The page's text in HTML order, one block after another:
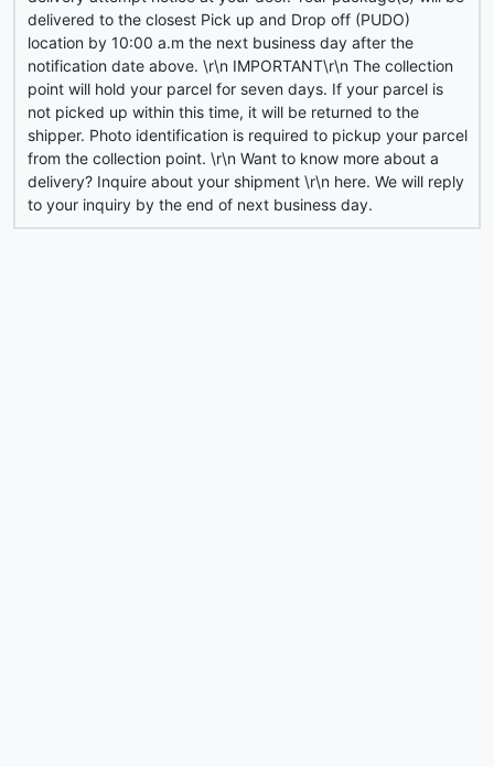
delivered to the closest Pick up and Drop off (PUDO)
location by 10:00 a.m the next business day after the
notification date above. \r\n IMPORTANT\r\n The collection
point will hold your parcel for seven days. If your parcel is
not picked up within this time, it will be returned to the
shipper. Photo identification is required to pickup your parcel
from the collection point. \r\n Want to know more about a
delivery? Inquire about your shipment \r\n here. We will reply
to your inquiry by the end of next business day.